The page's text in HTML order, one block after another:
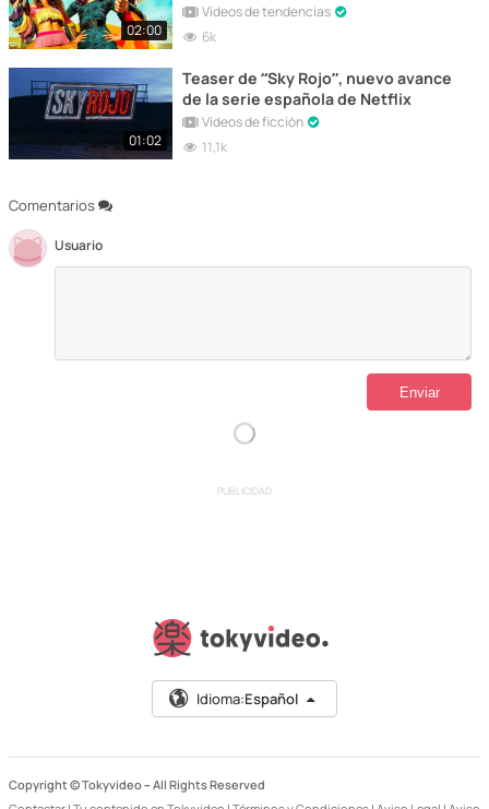
Comentarios
Usuario
02:00
Vídeos de tendencias
6k
01:02
Teaser de “Sky Rojo”, nuevo avance
de la serie española de Netflix
Vídeos de ficción
11,1k
PUBLICIDAD
Idioma:Español
Copyright © Tokyvideo – All Rights Reserved